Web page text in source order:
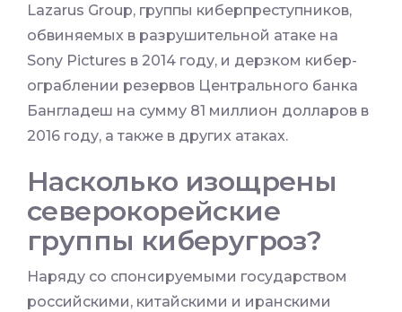
Lazarus Group, группы киберпреступников,
обвиняемых в разрушительной атаке на
Sony Pictures в 2014 году, и дерзком кибер-
ограблении резервов Центрального банка
Бангладеш на сумму 81 миллион долларов в
2016 году, а также в других атаках.
Насколько изощрены
северокорейские
группы киберугроз?
Наряду со спонсируемыми государством
российскими, китайскими и иранскими